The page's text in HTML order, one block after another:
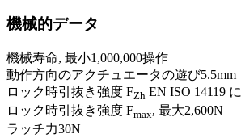
機械的データ
機械寿命, 最小1,000,000操作
動作方向のアクチュエータの遊び5.5mm
ロック時引抜き強度 FZh EN ISO 14119
ロック時引抜き強度 Fmax, 最大2,600N
ラッチ力30N